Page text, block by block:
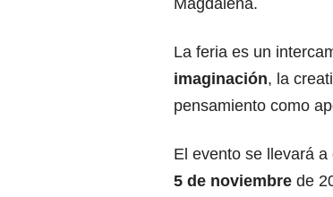
La feria es un
imaginación, la
pensamiento como
El evento se llevará
5 de noviembre de